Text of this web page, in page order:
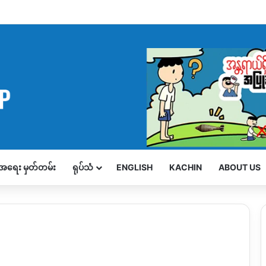
ေး မှတ်တမ်း ရုပ်သံ ENGLISH KACHIN ABOUT US